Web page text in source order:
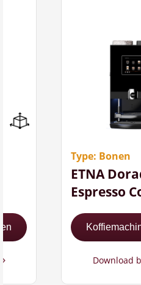
Modern
Compact
2 koppen
tappen
Type: Bonen
ETNA
Espresso
Download